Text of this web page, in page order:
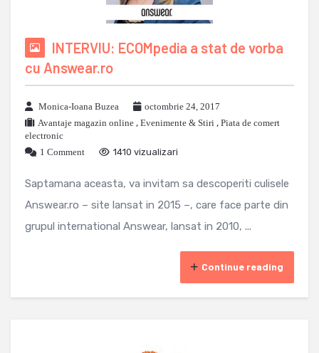
INTERVIU: ECOMpedia a stat de vorba
cu Answear.ro
Monica-Ioana Buzea
octombrie 24, 2017
Avantaje magazin online , Evenimente & Stiri , Piata de comert
electronic
1 Comment
1410 vizualizari
Saptamana aceasta, va invitam sa descoperiti culisele
Answear.ro – site lansat in 2015 –, care face parte din
grupul international Answear, lansat in 2010, ...
Continue reading